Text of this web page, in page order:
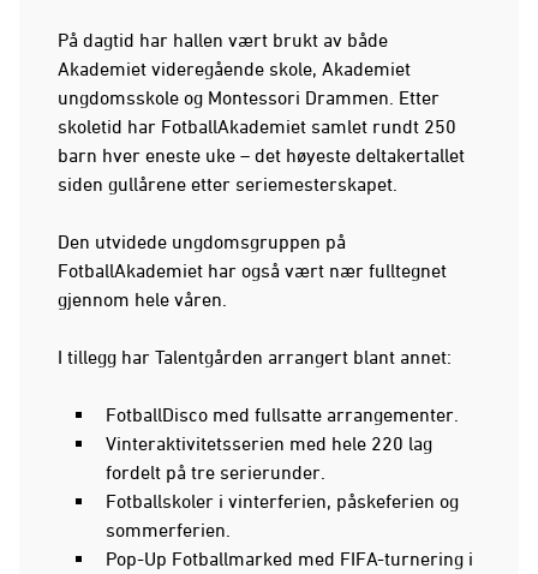
På dagtid har hallen vært brukt av både
Akademiet videregående skole, Akademiet
ungdomsskole og Montessori Drammen. Etter
skoletid har FotballAkademiet samlet rundt 250
barn hver eneste uke – det høyeste deltakertallet
siden gullårene etter seriemesterskapet.
Den utvidede ungdomsgruppen på
FotballAkademiet har også vært nær fulltegnet
gjennom hele våren.
I tillegg har Talentgården arrangert blant annet:
FotballDisco med fullsatte arrangementer.
Vinteraktivitetsserien med hele 220 lag
fordelt på tre serierunder.
Fotballskoler i vinterferien, påskeferien og
sommerferien.
Pop-Up Fotballmarked med FIFA-turnering i